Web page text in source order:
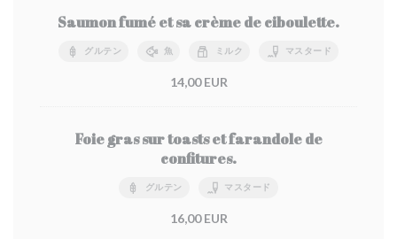
Saumon fumé et sa crème de ciboulette.
グルテン 魚 ミルク マスタード
14,00 EUR
Foie gras sur toasts et farandole de
confitures.
グルテン マスタード
16,00 EUR